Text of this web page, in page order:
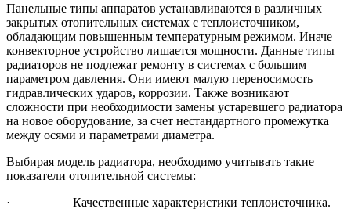
Панельные типы аппаратов устанавливаются в различных
закрытых отопительных системах с теплоисточником,
обладающим повышенным температурным режимом. Иначе
конвекторное устройство лишается мощности. Данные типы
радиаторов не подлежат ремонту в системах с большим
параметром давления. Они имеют малую переносимость
гидравлических ударов, коррозии. Также возникают
сложности при необходимости замены устаревшего радиатора
на новое оборудование, за счет нестандартного промежутка
между осями и параметрами диаметра.
Выбирая модель радиатора, необходимо учитывать такие
показатели отопительной системы:
·
Качественные характеристики теплоисточника.